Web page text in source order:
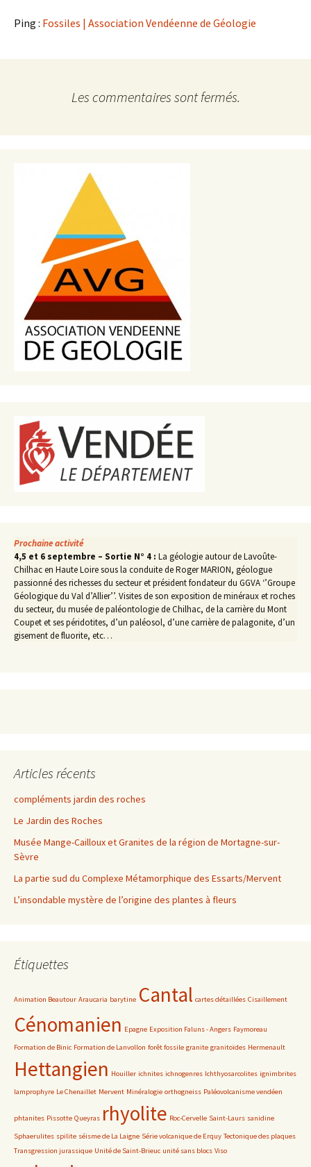
Ping : Fossiles | Association Vendéenne de Géologie
Les commentaires sont fermés.
Prochaine activité
4,5 et 6 septembre – Sortie N° 4 : La géologie autour de Lavoûte-
Chilhac en Haute Loire sous la conduite de Roger MARION, géologue
passionné des richesses du secteur et président fondateur du GGVA ‘’Groupe
Géologique du Val d’Allier’’. Visites de son exposition de minéraux et roches
du secteur, du musée de paléontologie de Chilhac, de la carrière du Mont
Coupet et ses péridotites, d’un paléosol, d’une carrière de palagonite, d’un
gisement de fluorite, etc…
Articles récents
compléments jardin des roches
Le Jardin des Roches
Musée Mange-Cailloux et Granites de la région de Mortagne-sur-
Sèvre
La partie sud du Complexe Métamorphique des Essarts/Mervent
L’insondable mystère de l’origine des plantes à fleurs
Étiquettes
Animation Beautour Araucaria barytine Cantal cartes détaillées Cisaillement
Cénomanien Epagne Exposition Faluns - Angers Faymoreau
Formation de Binic Formation de Lanvollon forêt fossile granite granitoïdes Hermenault
Hettangien Houiller ichnites ichnogenres Ichthyosarcolites ignimbrites
lamprophyre Le Chenaillet Mervent Minéralogie orthogneiss Paléovolcanisme vendéen
phtanites Pissotte Queyras rhyolite Roc-Cervelle Saint-Laurs sanidine
Sphaerulites spilite séisme de La Laigne Série volcanique de Erquy Tectonique des plaques
Transgression jurassique Unité de Saint-Brieuc unité sans blocs Viso